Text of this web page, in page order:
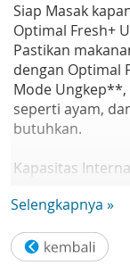
Siap Masak
Optimal Fresh+
Pastikan
dengan Optimal
Mode
seperti ayam,
butuhkan.
Kapasitas
Dapatkan
dinding kulkas
Selengkapnya »